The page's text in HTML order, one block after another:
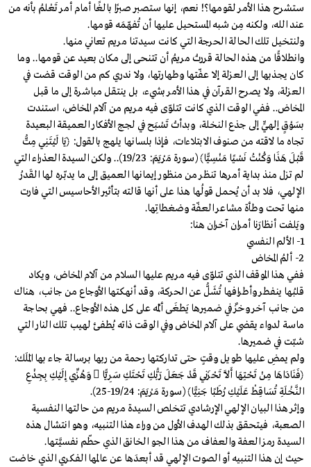
ستشرح هذا الأمر لقومها؟! نعم، إنها ستصبر صبرًا بالغًا أمام أمر تَعْلمُ بأنه من
عند الله، ولكنه مِن شبه المستحيل عليها أن تُفهّمَه قومها.
ولنتخيل تلك الحالة الحرجة التي كانت سيدتنا مريم تعاني منها.
وانطلاقًا من هذه الحالة قررتْ مريمُ أن تتنحى إلى مكان بعيد عن قومها.. وما
كان يجذبها إلى العزلة إلا عفّتها وطهارتها، ولا ندري كم من الوقت قضت في
العزلة، ولا يصرح القرآن في هذا الأمر بشيء، بل ينتقل مباشرة إلى ما قبل
المخاض.. ففي الوقت الذي كانت تتلوّى فيه مريم من آلام المخاض، استندت
بسَوْقٍ إلهيٍّ إلى جذع النخلة، وبدأتْ تَسْبَح في لجج الأفكار العميقة البعيدة
تجاه ما لاقته من صنوف الابتلاءات، فإذا بلسانها يلهج بالقول: ﴿يَا لَيْتَنِي مِتُّ
قَبْلَ هَذَا وَكُنْتُ نَسْيًا مَنْسِيًّا﴾ (سورة مَرْيَمَ: 19/23).. ولكن السيدة العذراء التي
لم تزل منذ بداية أمرها تنظر من منظور إيمانها العميق إلى ما يدبّره لها القَدرُ
الإلهي، فلا بد أن يُحمل قولُها هذا على أنها قالته بتأثير الأحاسيس التي فارت
منها تحت وطأة مشاعر العفّة وضغطاتِها.
ويَلفت أنظارَنا أمران آخران هنا:
1- الألم النفسي
2- ألمُ المخاض
ففي هذا الموقف الذي تتلوّى فيه مريم عليها السلام من آلام المخاض، ويكاد
قلبُها ينفطر وأطرافها تُشَلُّ عن الحركة، وقد أنهكتها الأوجاع من جانب، هناك
من جانب آخر وخزٌ في ضميرها يَطغَى ألمُه على كل هذه الأوجاع.. فهي بحاجة
ماسة لدواء يقضي على آلام المخاض وفي الوقت ذاته يُطفئ لهيب تلك النار التي
شبّت في ضميرها.
ولم يمضِ عليها طويل وقتٍ حتى تداركتها رحمة من ربها برسالة جاء بها المَلَك:
﴿فَنَادَاهَا مِنْ تَحْتِهَا أَلَّا تَحْزَنِي قَدْ جَعَلَ رَبُّكِ تَحْتَكِ سَرِيًّا  وَهُزِّي إِلَيْكِ بِجِذْعِ
النَّخْلَةِ تُسَاقِطْ عَلَيْكِ رُطَبًا جَنِيًّا﴾ (سورة مَرْيَمَ: 19/24-25).
وإثر هذا البيان الإلهي الإرشادي تتخلص السيدة مريم من حالتها النفسية
الصعبة، فيتحقق بذلك الهدف الأول من وراء هذا التنبيه، وهو انتشال هذه
السيدة رمز العفة والعفاف من هذا الجو الخانق الذي حطّم نفسيَّتها.
حيث إن هذا التنبيه أو الصوت الإلهي قد أبعدَها عن عالمها الفكري الذي خاضت